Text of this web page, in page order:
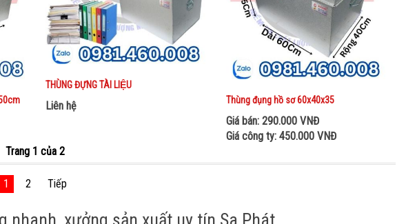
THÙNG ĐỰNG TÀI LIỆU
Liên hệ Thùng đụng hồ sơ 60x40x35
Giá bán: 290.000 VNĐ
Giá công ty: 450.000 VNĐ
Trang 1 của 2
1 2 Tiếp
xưởng sản xuất uy tín Sa Phát